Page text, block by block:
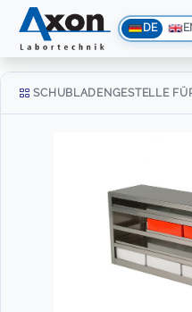
DE
SCHUBLADENGESTELLE